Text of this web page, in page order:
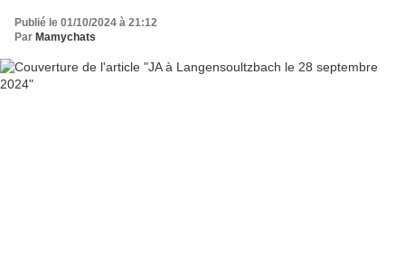
Publié le 01/10/2024 à 21:12
Par Mamychats